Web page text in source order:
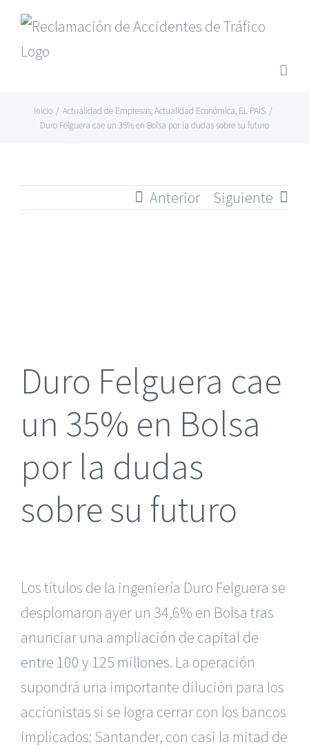
Saltar
contenido
Inicio / Actualidad de Empresas,Actualidad Económica, EL PAÍS /
Duro Felguera cae un 35% en Bolsa por la dudas sobre su futuro
Anterior Siguiente
Duro Felguera cae
un 35% en Bolsa
por la dudas
sobre su futuro
Los títulos de la ingeniería Duro Felguera se
desplomaron ayer un 34,6% en Bolsa tras
anunciar una ampliación de capital de
entre 100 y 125 millones. La operación
supondrá una importante dilución para los
accionistas si se logra cerrar con los bancos
implicados: Santander, con casi la mitad de